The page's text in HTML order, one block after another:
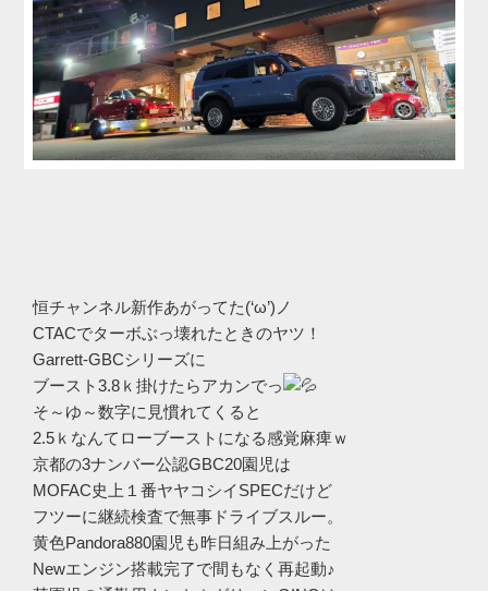
恒チャンネル新作あがってた(‘ω’)ノ
CTACでターボぶっ壊れたときのヤツ！
Garrett-GBCシリーズに
ブースト3.8ｋ掛けたらアカンでっ
そ～ゆ～数字に見慣れてくると
2.5ｋなんてローブーストになる感覚麻痺ｗ
京都の3ナンバー公認GBC20園児は
MOFAC史上１番ヤヤコシイSPECだけど
フツーに継続検査で無事ドライブスルー。
黄色Pandora880園児も昨日組み上がった
Newエンジン搭載完了で間もなく再起動♪